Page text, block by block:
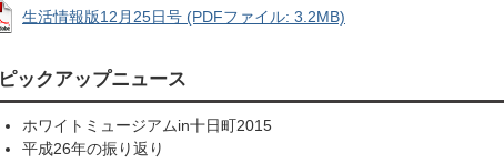
生活情報版12月25日号 (PDFファイル: 3.2MB)
ピックアップニュース
ホワイトミュージアムin十日町2015
平成26年の振り返り